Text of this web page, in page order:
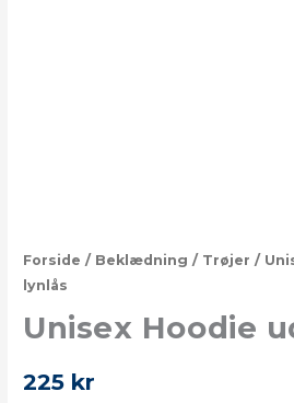
Forside / Beklædning / Trøjer /
lynlås
Unisex Hoodie
225 kr